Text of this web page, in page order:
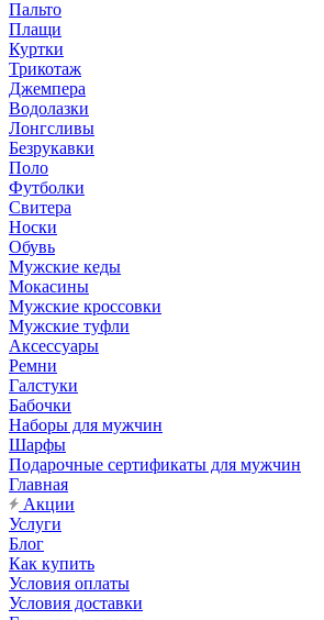
Пальто
Плащи
Куртки
Трикотаж
Джемпера
Водолазки
Лонгсливы
Безрукавки
Поло
Футболки
Свитера
Носки
Обувь
Мужские кеды
Мокасины
Мужские кроссовки
Мужские туфли
Аксессуары
Ремни
Галстуки
Бабочки
Наборы для мужчин
Шарфы
Подарочные сертификаты для мужчин
Главная
Акции
Услуги
Блог
Как купить
Условия оплаты
Условия доставки